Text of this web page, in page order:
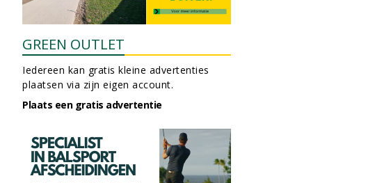
GREEN OUTLET
Iedereen kan gratis kleine advertenties
plaatsen via zijn eigen account.
Plaats een gratis advertentie